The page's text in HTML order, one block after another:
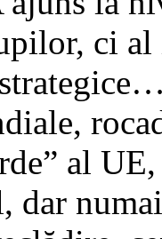
ci al
al
dar